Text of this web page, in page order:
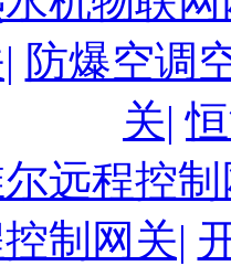
防爆空调
关|
远程控制
制网关|